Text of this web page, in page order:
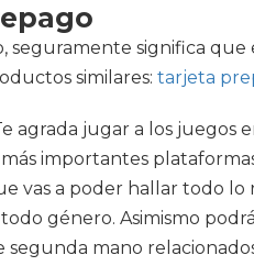
seguramente significa
similares: tarjeta
agrada jugar a los juegos
importantes
vas a poder hallar todo
género. Asimismo
segunda mano